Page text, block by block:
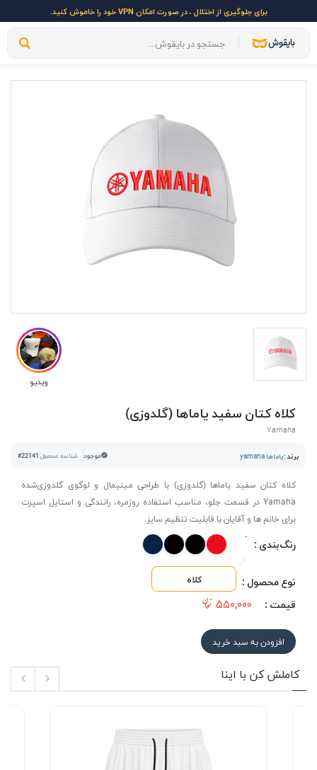
برای جلوگیری از اختلال ، در صورت امکان VPN خود را خاموش کنید.
ویدیو
کلاه کتان سفید یاماها (گلدوزی)
Yamaha
برند :یاماها yamaha موجود شناسه محصول:#22141
کلاه کتان سفید یاماها (گلدوزی) با طراحی مینیمال و لوگوی گلدوزی‌شده
Yamaha در قسمت جلو، مناسب استفاده روزمره، رانندگی و استایل اسپرت
برای خانم ها و آقایان با قابلیت تنظیم سایز.
رنگ‌بندی :
نوع محصول : کلاه
قیمت : ۵۵۰,۰۰۰
افزودن به سبد خرید
کاملش کن با اینا